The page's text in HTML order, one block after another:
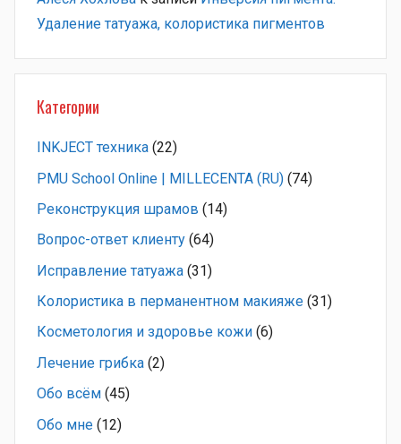
Удаление татуажа, колористика пигментов
Категории
INKJECT техника (22)
PMU School Online | MILLECENTA (RU) (74)
Pеконструкция шрамов (14)
Вопрос-ответ клиенту (64)
Исправление татуажа (31)
Колористика в перманентном макияже (31)
Косметология и здоровье кожи (6)
Лечение грибка (2)
Обо всём (45)
Обо мне (12)